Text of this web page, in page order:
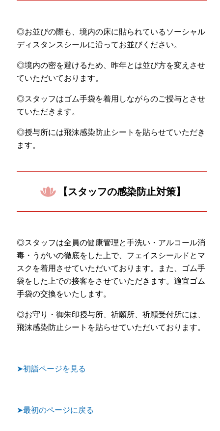
◎お並びの際も、境内の床に貼られているソーシャル
ディスタンスシールに沿ってお並びください。
◎境内の密を避けるため、昨年とは並び方を変えさせ
ていただいております。
◎スタッフはゴム手袋を着用しながらのご授与とさせ
ていただきます。
◎授与所には飛沫感染防止シートを貼らせていただき
ます。
【スタッフの感染防止対策】
◎スタッフは全員の健康管理と手洗い・アルコール消
毒・うがいの徹底をした上で、フェイスシールドとマ
スクを着用させていただいております。また、ゴム手
袋をした上での接客をさせていただきます。適宜ゴム
手袋の交換をいたします。
◎お守り・御朱印授与所、祈願所、祈願受付所には、
飛沫感染防止シートを貼らせていただいております。
➤初詣ページを見る
➤最初のページに戻る